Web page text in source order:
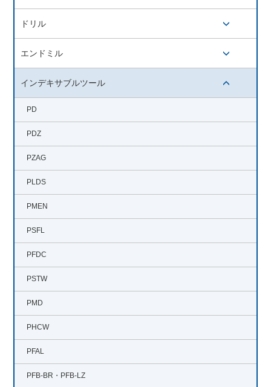
ドリル
エンドミル
インデキサブルツール
PD
PDZ
PZAG
PLDS
PMEN
PSFL
PFDC
PSTW
PMD
PHCW
PFAL
PFB-BR・PFB-LZ